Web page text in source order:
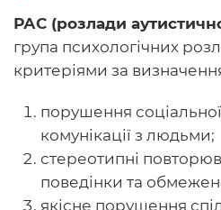
РАС (розлади
група психологічних
критеріями за
порушення соціальної
комунікації з людьми;
стереотипні
поведінки та
якісне порушення